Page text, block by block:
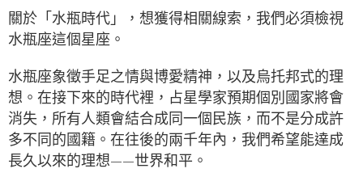
關於「水瓶時代」，想獲得相關線索，我們必須檢視
水瓶座這個星座。
水瓶座象徵手足之情與博愛精神，以及烏托邦式的理
想。在接下來的時代裡，占星學家預期個別國家將會
消失，所有人類會結合成同一個民族，而不是分成許
多不同的國籍。在往後的兩千年內，我們希望能達成
長久以來的理想——世界和平。